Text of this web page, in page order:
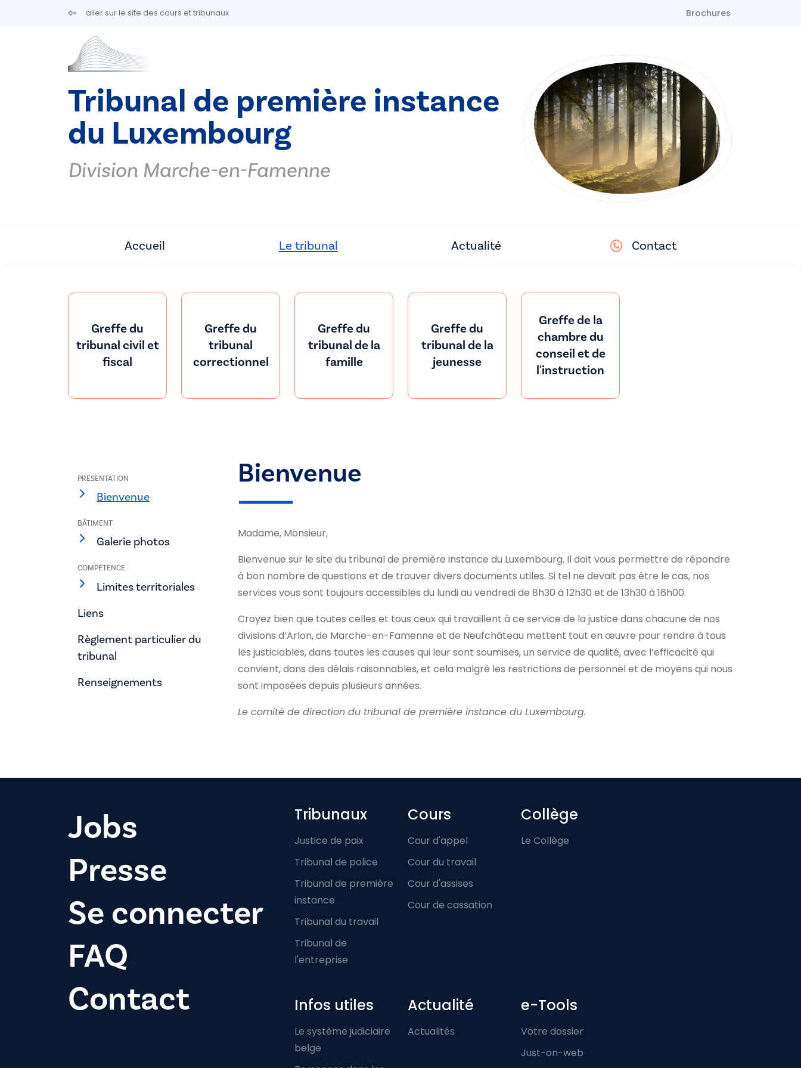
Aller au contenu principalaller sur le site des cours et tribunaux Brochures
Tribunal de première instance
du Luxembourg
Division Marche-en-Famenne
Accueil Le tribunal Actualité Contact
Greffe du
tribunal civil et
fiscal
Greffe du
tribunal
correctionnel
Greffe du
tribunal de la
famille
Greffe du
tribunal de la
jeunesse
Greffe de la
chambre du
conseil et de
l'instruction
PRÉSENTATION
Bienvenue
BÂTIMENT
Galerie photos
COMPÉTENCE
Limites territoriales
Liens
Règlement particulier du
tribunal
Renseignements
Bienvenue
Madame, Monsieur,
Bienvenue sur le site du tribunal de première instance du Luxembourg. Il doit vous permettre de répondre
à bon nombre de questions et de trouver divers documents utiles. Si tel ne devait pas être le cas, nos
services vous sont toujours accessibles du lundi au vendredi de 8h30 à 12h30 et de 13h30 à 16h00.
Croyez bien que toutes celles et tous ceux qui travaillent à ce service de la justice dans chacune de nos
divisions d’Arlon, de Marche-en-Famenne et de Neufchâteau mettent tout en œuvre pour rendre à tous
les justiciables, dans toutes les causes qui leur sont soumises, un service de qualité, avec l’efficacité qui
convient, dans des délais raisonnables, et cela malgré les restrictions de personnel et de moyens qui nous
sont imposées depuis plusieurs années.
Le comité de direction du tribunal de première instance du Luxembourg.
Jobs
Presse
Se connecter
FAQ
Contact
Footer-menu
Tribunaux
Justice de paix
Tribunal de police
Tribunal de première
instance
Tribunal du travail
Tribunal de
l'entreprise
Cours
Cour d'appel
Cour du travail
Cour d'assises
Cour de cassation
Collège
Le Collège
Infos utiles
Le système judiciaire
belge
Actualité
Actualités
e-Tools
Votre dossier
Just-on-web